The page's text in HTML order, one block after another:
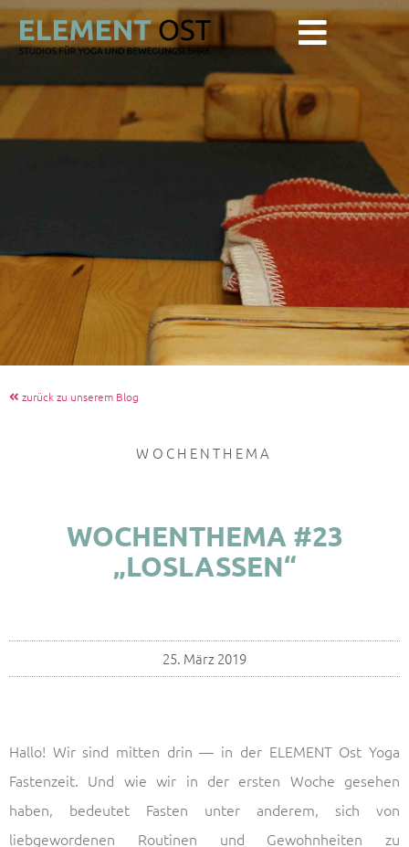
zurück zu unserem Blog
WOCHENTHEMA
WOCHENTHEMA #23
„LOSLASSEN“
25. März 2019
Hallo! Wir sind mitten drin — in der ELEMENT Ost Yoga
Fastenzeit. Und wie wir in der ersten Woche gesehen
haben, bedeutet Fasten unter anderem, sich von
liebgewordenen Routinen und Gewohnheiten zu